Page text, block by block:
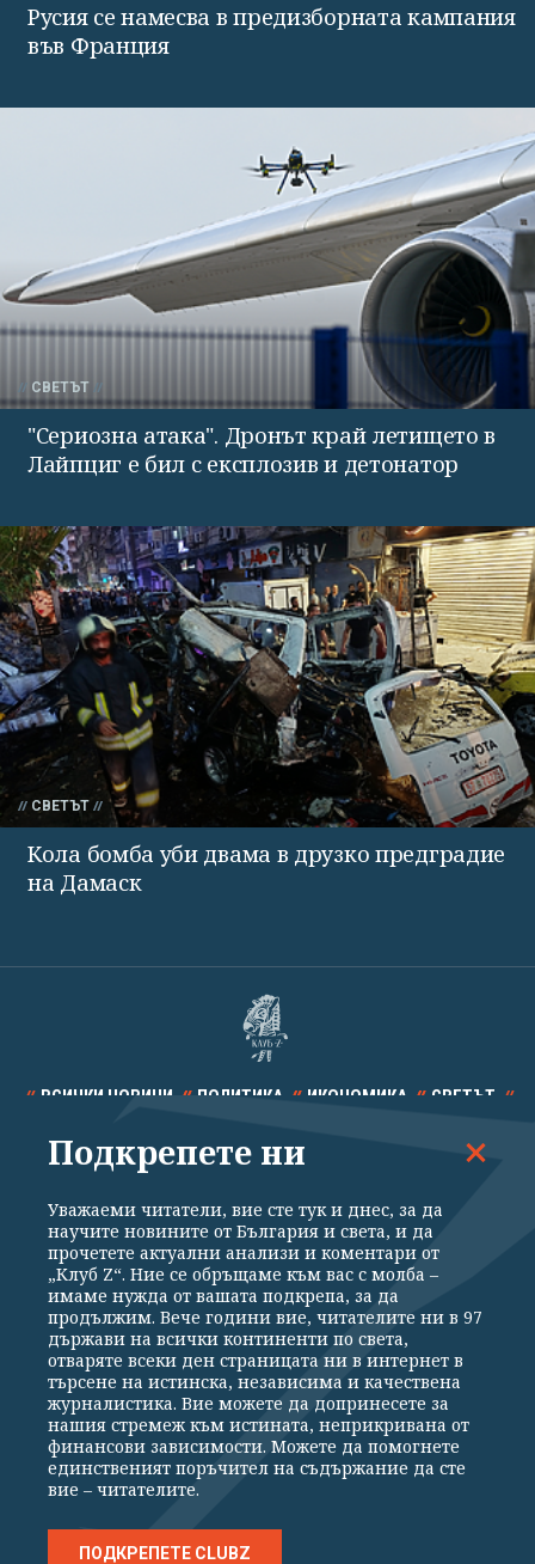
Русия се намесва в предизборната кампания
във Франция
СВЕТЪТ
"Сериозна атака". Дронът край летището в
Лайпциг е бил с експлозив и детонатор
СВЕТЪТ
Кола бомба уби двама в друзко предградие
на Дамаск
ВСИЧКИ НОВИНИ ПОЛИТИКА ИКОНОМИКА СВЕТЪТ
СПОРТ КУЛТУРА ТЕХНОЛОГИИ КАЛЕЙДОСКОП
Общи условия
Политика за поверителност
Реклама
Партньори Контакти
За Клуб Z
Екип
Подкрепете ни
Издател на www.clubz.bg е „Клуб Зебра Медия“ ЕООД, София, ул. "Алеко
Константинов" 3. Всички права запазени 2026 „Клуб Зебра Медия“
Препечатването на материали, снимки и видео от www.clubz.bg без
разрешение ще бъде преследвано по съдебен път, съгласно
Подкрепете ни
Уважаеми читатели, вие сте тук и днес, за да
научите новините от България и света, и да
прочетете актуални анализи и коментари от
„Клуб Z“. Ние се обръщаме към вас с молба –
имаме нужда от вашата подкрепа, за да
продължим. Вече години вие, читателите ни в 97
държави на всички континенти по света,
отваряте всеки ден страницата ни в интернет в
търсене на истинска, независима и качествена
журналистика. Вие можете да допринесете за
нашия стремеж към истината, неприкривана от
финансови зависимости. Можете да помогнете
единственият поръчител на съдържание да сте
вие – читателите.
ПОДКРЕПЕТЕ CLUBZ